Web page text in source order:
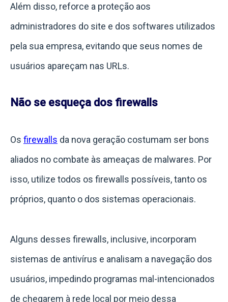
Além disso, reforce a proteção aos
administradores do site e dos softwares utilizados
pela sua empresa, evitando que seus nomes de
usuários apareçam nas URLs.
Não se esqueça dos firewalls
Os firewalls da nova geração costumam ser bons
aliados no combate às ameaças de malwares. Por
isso, utilize todos os firewalls possíveis, tanto os
próprios, quanto o dos sistemas operacionais.
Alguns desses firewalls, inclusive, incorporam
sistemas de antivírus e analisam a navegação dos
usuários, impedindo programas mal-intencionados
de chegarem à rede local por meio dessa